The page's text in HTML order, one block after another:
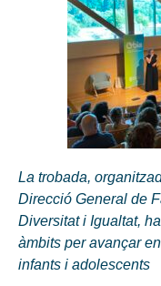
La trobada,
Direcció General de
Diversitat i Igualtat,
àmbits per avançar
infants i adolescents